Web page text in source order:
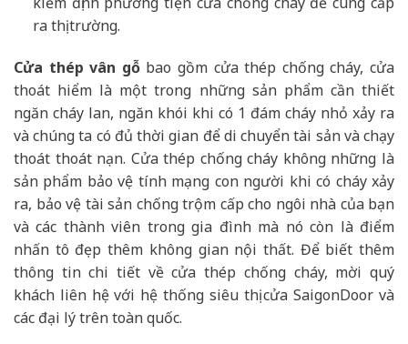
ra thị trường.
Cửa thép vân gỗbao gồm cửa thép chống cháy, cửa
thoát hiểm là một trong những sản phẩm cần thiết
ngăn cháy lan, ngăn khói khi có 1 đám cháy nhỏ xảy ra
và chúng ta có đủ thời gian để di chuyển tài sản và chạy
thoát thoát nạn. Cửa thép chống cháy không những là
sản phẩm bảo vệ tính mạng con người khi có cháy xảy
ra, bảo vệ tài sản chống trộm cấp cho ngôi nhà của bạn
và các thành viên trong gia đình mà nó còn là điểm
nhấn tô đẹp thêm không gian nội thất. Để biết thêm
thông tin chi tiết về cửa thép chống cháy, mời quý
khách liên hệ với hệ thống siêu thị cửa SaigonDoor và
các đại lý trên toàn quốc.